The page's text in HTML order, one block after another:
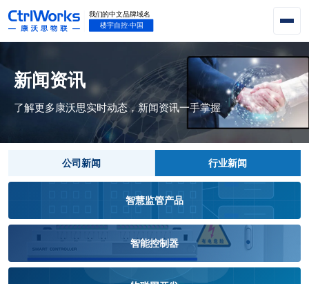
新闻资讯
了解更多康沃思实时动态，新闻资讯一手掌握
公司新闻 行业新闻
智慧监管产品
智能控制器